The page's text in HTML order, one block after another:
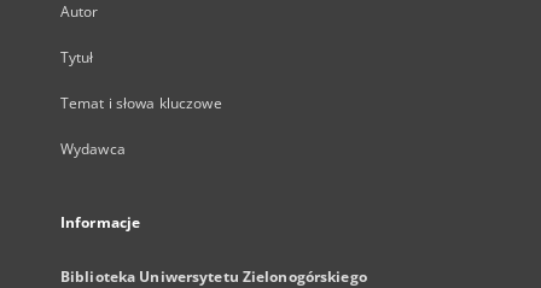
Autor
Tytuł
Temat i słowa kluczowe
Wydawca
Informacje
Biblioteka Uniwersytetu Zielonogórskiego